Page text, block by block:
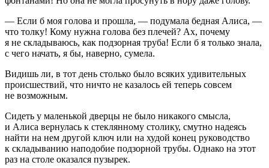
— Если б моя голова и прошла, — подумала бедная Алиса, —
что толку! Кому нужна голова без плечей? Ах, почему
я не складываюсь, как подзорная труба! Если б я только знала,
с чего начать, я бы, наверно, сумела.
Видишь ли, в тот день столько было всяких удивительных
происшествий, что ничто не казалось ей теперь совсем
не возможным.
Сидеть у маленькой дверцы не было никакого смысла,
и Алиса вернулась к стеклянному столику, смутно надеясь
найти на нем другой ключ или на худой конец руководство
к складыванию наподобие подзорной трубы. Однако на этот
раз на столе оказался пузырек.